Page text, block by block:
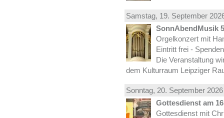
Samstag, 19. September
SonnAbendMusik 5
Orgelkonzert mit
Eintritt frei -
Die Veranstaltung
dem Kulturraum Leipziger
Sonntag, 20. September
Gottesdienst am
Gottesdienst mit